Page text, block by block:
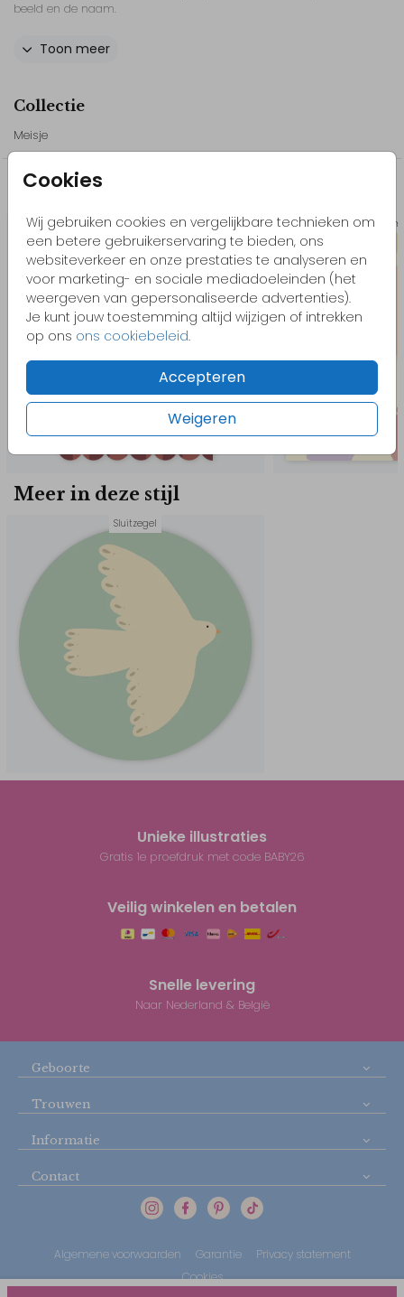
Cookies
Wij gebruiken cookies en vergelijkbare technieken om
een betere gebruikerservaring te bieden, ons
websiteverkeer en onze prestaties te analyseren en
voor marketing- en sociale mediadoeleinden (het
weergeven van gepersonaliseerde advertenties).
Je kunt jouw toestemming altijd wijzigen of intrekken
op ons ons cookiebeleid.
Accepteren
Weigeren
beeld en de naam.
details in goudfolie. De naam is gedrukt in goudfolie en valt
Alle onderdelen van dit geboortekaartje zijn aan te passen in de
aansluit bij jullie wensen.
Bestel eerst een proefdruk om het geboortekaartje in het echt te
bekijken.
// Sara
Ontdek alle paarse geboortekaartjes.
Toon meer
Collectie
Meisje
Misschien vind je dit ook leuk
Raambord speciale vorm
Meer in deze stijl
Sluitzegel
Unieke illustraties
Gratis 1e proefdruk met code BABY26
Veilig winkelen en betalen
Snelle levering
Naar Nederland & België
Geboorte
Trouwen
Informatie
Contact
Algemene voorwaarden Garantie
Privacy statement
Cookies